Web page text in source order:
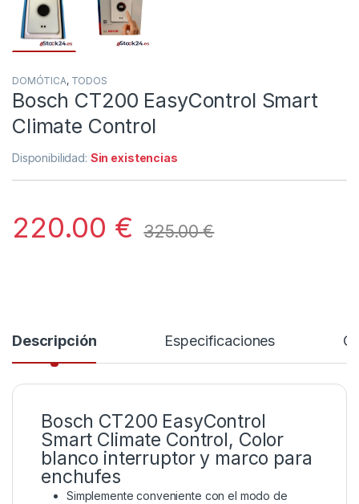
DOMÓTICA, TODOS
Bosch CT200 EasyControl Smart
Climate Control
Disponibilidad: Sin existencias
220.00 € 325.00€
Descripción Especificaciones
Bosch CT200 EasyControl
Smart Climate Control, Color
blanco interruptor y marco para
enchufes
Simplemente conveniente con el modo de